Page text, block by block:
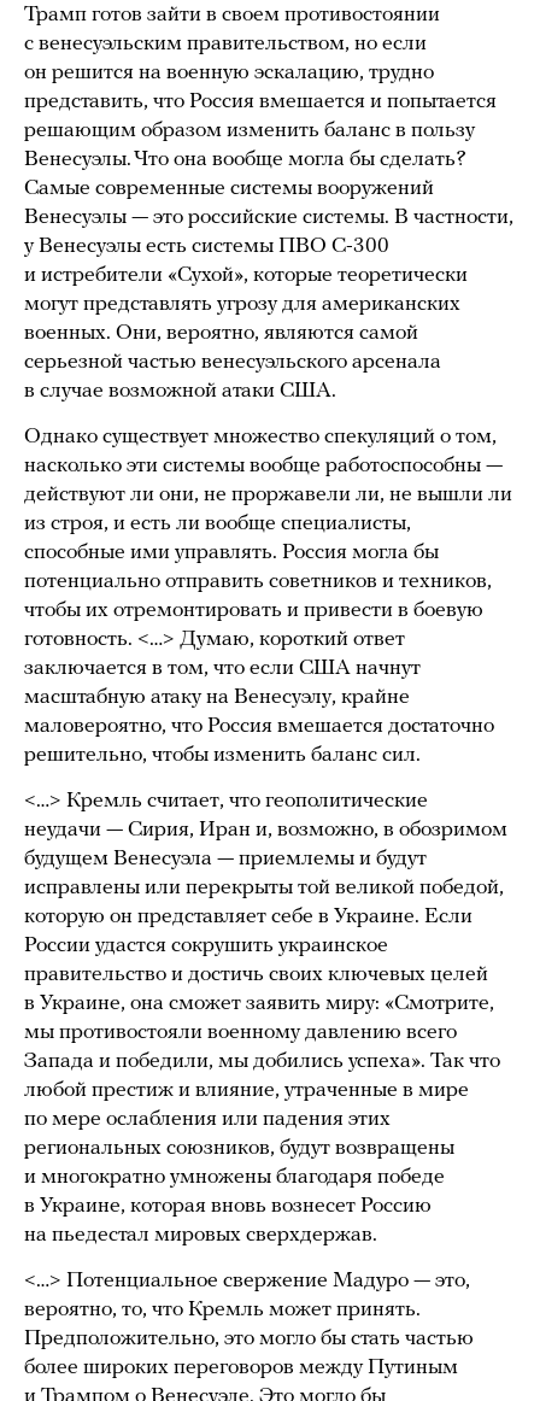
Трамп готов зайти в своем противостоянии
с венесуэльским правительством, но если
он решится на военную эскалацию, трудно
представить, что Россия вмешается и попытается
решающим образом изменить баланс в пользу
Венесуэлы. Что она вообще могла бы сделать?
Самые современные системы вооружений
Венесуэлы — это российские системы. В частности,
у Венесуэлы есть системы ПВО С-300
и истребители «Сухой», которые теоретически
могут представлять угрозу для американских
военных. Они, вероятно, являются самой
серьезной частью венесуэльского арсенала
в случае возможной атаки США.
Однако существует множество спекуляций о том,
насколько эти системы вообще работоспособны —
действуют ли они, не проржавели ли, не вышли ли
из строя, и есть ли вообще специалисты,
способные ими управлять. Россия могла бы
потенциально отправить советников и техников,
чтобы их отремонтировать и привести в боевую
готовность. <…> Думаю, короткий ответ
заключается в том, что если США начнут
масштабную атаку на Венесуэлу, крайне
маловероятно, что Россия вмешается достаточно
решительно, чтобы изменить баланс сил.
<…> Кремль считает, что геополитические
неудачи — Сирия, Иран и, возможно, в обозримом
будущем Венесуэла — приемлемы и будут
исправлены или перекрыты той великой победой,
которую он представляет себе в Украине. Если
России удастся сокрушить украинское
правительство и достичь своих ключевых целей
в Украине, она сможет заявить миру: «Смотрите,
мы противостояли военному давлению всего
Запада и победили, мы добились успеха». Так что
любой престиж и влияние, утраченные в мире
по мере ослабления или падения этих
региональных союзников, будут возвращены
и многократно умножены благодаря победе
в Украине, которая вновь вознесет Россию
на пьедестал мировых сверхдержав.
<…> Потенциальное свержение Мадуро — это,
вероятно, то, что Кремль может принять.
Предположительно, это могло бы стать частью
более широких переговоров между Путиным